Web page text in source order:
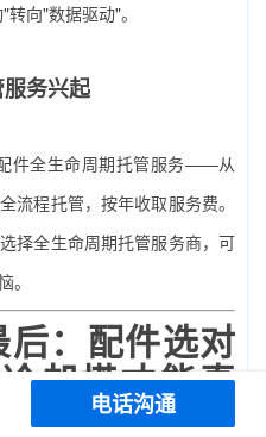
向"数据驱动"。
务兴起
件全生命周期托管服务——从
流程托管，按年收取服务费。
择全生命周期托管服务商，可
。
：配件选对
却塔才能真
电话沟通